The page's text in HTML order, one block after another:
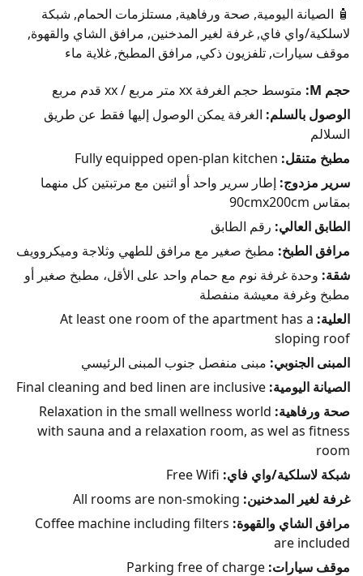
🧴 الصيانة اليومية, صحة ورفاهية, مستلزمات الحمام, شبكة
لاسلكية/واي فاي, غرفة لغير المدخنين, مرافق الشاي والقهوة,
موقف سيارات, تلفزيون ذكي, مرافق المطبخ, غلاية ماء
حجم M:
متوسط حجم الغرفة xx متر مربع / xx قدم مربع
الوصول بالسلم: الغرفة يمكن الوصول إليها فقط عن طريق
السلالم
مطبخ متنقل:
سرير مزدوج: إطار سرير واحد أو اثنين مع مرتبتين كل منهما
بمقاس 90cmx200cm
الطابق العالي: رقم الطابق
مرافق الطبخ: مطبخ صغير مع مرافق للطهي وثلاجة وميكروويف
شقة: وحدة غرفة نوم مع حمام واحد على الأقل، مطبخ صغير أو
مطبخ وغرفة معيشة منفصلة
العلية: At least one room of the apartment has a
sloping roof
المبنى الجنوبي: مبنى منفصل جنوب المبنى الرئيسي
الصيانة اليومية:
صحة ورفاهية: Relaxation in the small wellness world
with sauna and a relaxation room, as wel as fitness
room
شبكة لاسلكية/واي فاي:
غرفة لغير المدخنين:
مرافق الشاي والقهوة: Coffee machine including filters
are included
موقف سيارات: